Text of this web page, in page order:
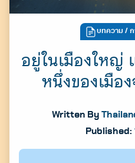
บทความ /
อยู่ในเมืองใหญ่
หนึ่งของเมือ
Written By
Published: